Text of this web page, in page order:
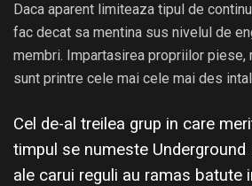
Daca aparent limiteaza tipul de
fac decat sa mentina sus nivelul de
membri. Impartasirea propriilor piese,
sunt printre cele mai cele mai des
Cel de-al treilea grup in care
timpul se numeste
ale carui reguli au ramas batute